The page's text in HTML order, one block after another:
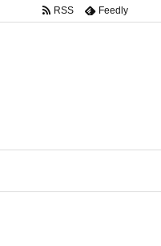
RSS Feedly